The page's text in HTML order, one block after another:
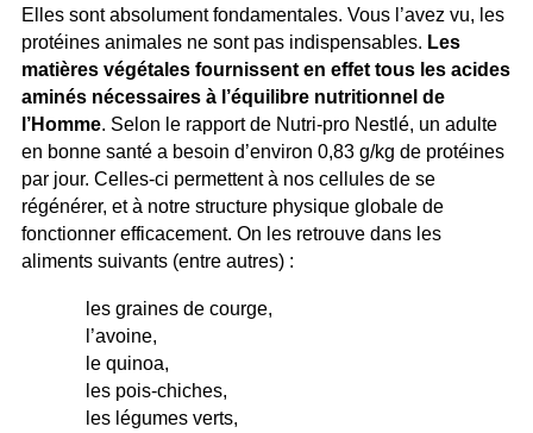
Elles sont absolument fondamentales. Vous l’avez vu, les
protéines animales ne sont pas indispensables. Les
matières végétales fournissent en effet tous les acides
aminés nécessaires à l’équilibre nutritionnel de
l’Homme. Selon le rapport de Nutri-pro Nestlé, un adulte
en bonne santé a besoin d’environ 0,83 g/kg de protéines
par jour. Celles-ci permettent à nos cellules de se
régénérer, et à notre structure physique globale de
fonctionner efficacement. On les retrouve dans les
aliments suivants (entre autres) :
les graines de courge,
l’avoine,
le quinoa,
les pois-chiches,
les légumes verts,